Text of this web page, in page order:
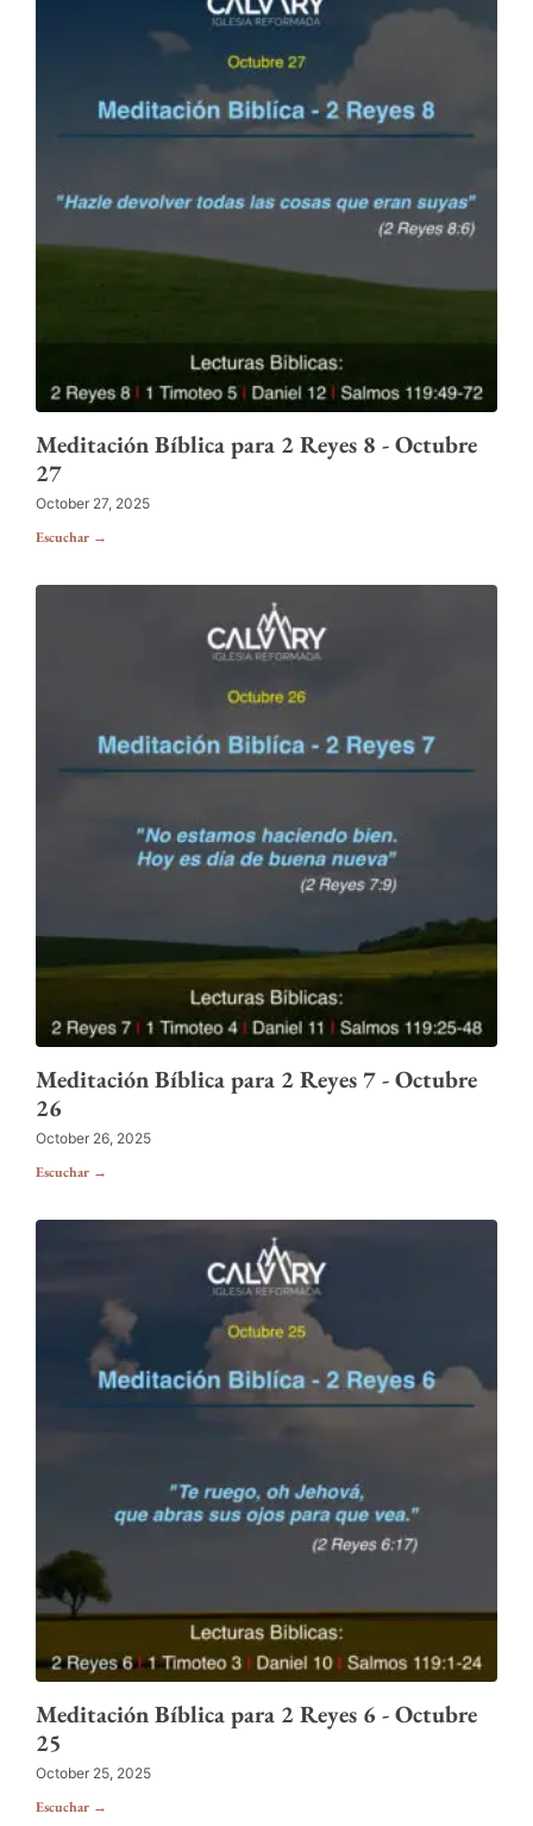
Meditación Bíblica para 2 Reyes 8 - Octubre
27
October 27, 2025
Escuchar →
Meditación Bíblica para 2 Reyes 7 - Octubre
26
October 26, 2025
Escuchar →
Meditación Bíblica para 2 Reyes 6 - Octubre
25
October 25, 2025
Escuchar →